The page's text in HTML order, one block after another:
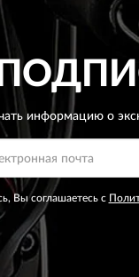
информацию о
Вы соглашаетесь с